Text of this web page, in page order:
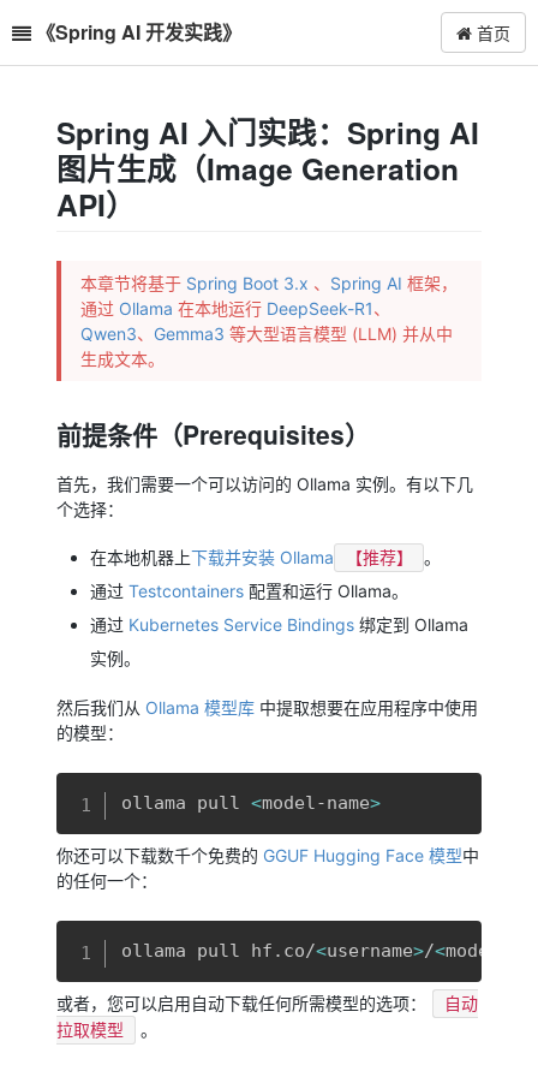
《Spring AI 开发实践》 首页
Spring AI 入门实践：Spring AI
图片生成（Image Generation
API）
本章节将基于 Spring Boot 3.x 、 Spring AI 框架，
通过 Ollama 在本地运行 DeepSeek-R1、
Qwen3、 Gemma3 等大型语言模型 (LLM) 并从中
生成文本。
前提条件（Prerequisites）
首先，我们需要一个可以访问的 Ollama 实例。有以下几
个选择：
在本地机器上下载并安装 Ollama 【推荐】
。
通过Testcontainers 配置和运行 Ollama。
通过 Kubernetes Service Bindings 绑定到 Ollama
实例。
然后我们从 Ollama 模型库 中提取想要在应用程序中使用
的模型：
ollama pull <model-name>
你还可以下载数千个免费的 GGUF Hugging Face 模型中
的任何一个：
ollama pull hf.co/<username>/<model-
或者，您可以启用自动下载任何所需模型的选项：
自动
拉取模型
。